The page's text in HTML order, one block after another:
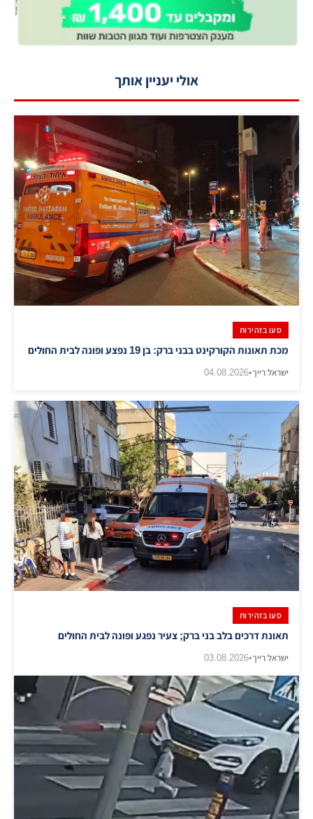
אולי יעניין אותך
סעו בזהירות
מכת תאונות הקורקינט בבני ברק: בן 19 נפצע ופונה לבית החולים
ישראל רייך•
04.08.2026
סעו בזהירות
תאונת דרכים בלב בני ברק; צעיר נפגע ופונה לבית החולים
ישראל רייך•
03.08.2026